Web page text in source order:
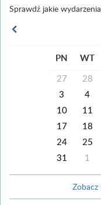
Sprawdź jakie
PN WT
27 28
3
4
10
11
17
18
24
25
31
1
Zobacz